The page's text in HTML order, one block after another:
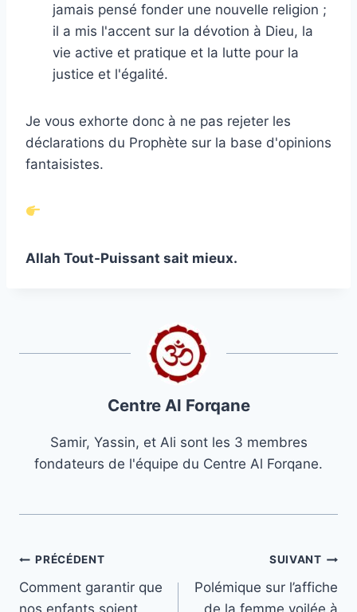
jamais pensé fonder une nouvelle religion ;
il a mis l'accent sur la dévotion à Dieu, la
vie active et pratique et la lutte pour la
justice et l'égalité.
Je vous exhorte donc à ne pas rejeter les
déclarations du Prophète sur la base d'opinions
fantaisistes.
Allah Tout-Puissant sait mieux.
Centre Al Forqane
Samir, Yassin, et Ali sont les 3 membres
fondateurs de l'équipe du Centre Al Forqane.
Navigation
de
PRÉCÉDENT
Comment garantir que
nos enfants soient
SUIVANT
Polémique sur l’affiche
de la femme voilée à